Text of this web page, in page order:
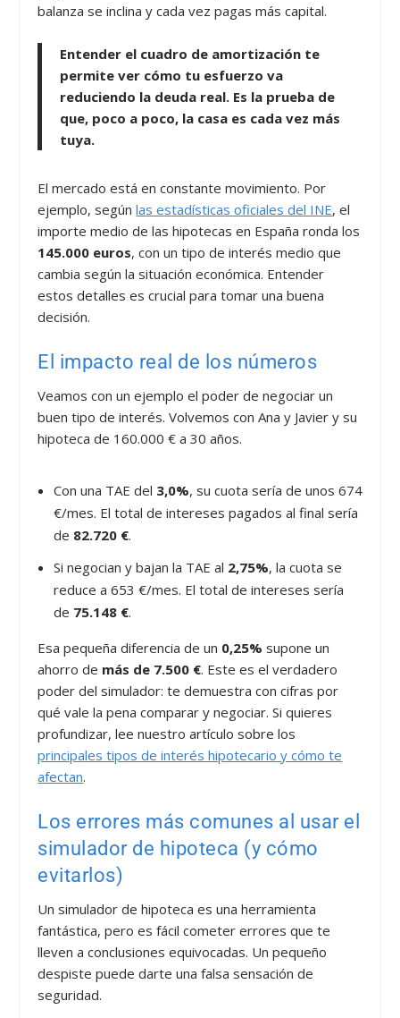
balanza se inclina y cada vez pagas más capital.
Entender el cuadro de amortización te
permite ver cómo tu esfuerzo va
reduciendo la deuda real. Es la prueba de
que, poco a poco, la casa es cada vez más
tuya.
El mercado está en constante movimiento. Por
ejemplo, segúnlas estadísticas oficiales del INE, el
importe medio de las hipotecas en España ronda los
145.000 euros, con un tipo de interés medio que
cambia según la situación económica. Entender
estos detalles es crucial para tomar una buena
decisión.
El impacto real de los números
Veamos con un ejemplo el poder de negociar un
buen tipo de interés. Volvemos con Ana y Javier y su
hipoteca de 160.000 € a 30 años.
Con una TAE del 3,0%, su cuota sería de unos 674
€/mes. El total de intereses pagados al final sería
de 82.720 €.
Si negocian y bajan la TAE al 2,75%, la cuota se
reduce a 653 €/mes. El total de intereses sería
de 75.148 €.
Esa pequeña diferencia de un 0,25% supone un
ahorro de más de 7.500 €. Este es el verdadero
poder del simulador: te demuestra con cifras por
qué vale la pena comparar y negociar. Si quieres
profundizar, lee nuestro artículo sobre los
principales tipos de interés hipotecario y cómo te
afectan.
Los errores más comunes al usar el
simulador de hipoteca (y cómo
evitarlos)
Un simulador de hipoteca es una herramienta
fantástica, pero es fácil cometer errores que te
lleven a conclusiones equivocadas. Un pequeño
despiste puede darte una falsa sensación de
seguridad.